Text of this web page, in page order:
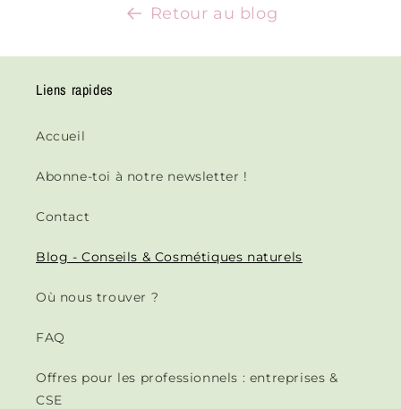
Retour au blog
Liens rapides
Accueil
Abonne-toi à notre newsletter !
Contact
Blog - Conseils & Cosmétiques naturels
Où nous trouver ?
FAQ
Offres pour les professionnels : entreprises &
CSE